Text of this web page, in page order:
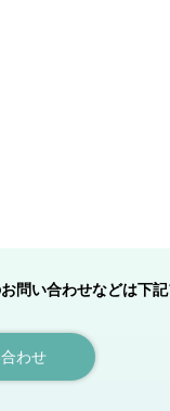
問い合わせなどは下記
わせ